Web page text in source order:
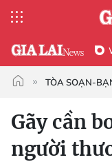
TÒA SOẠN-
Gãy cần
người